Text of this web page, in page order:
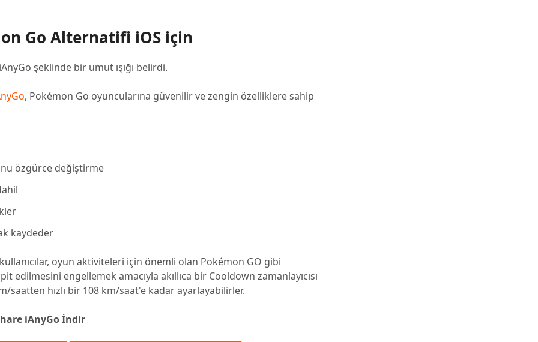
Go Alternatifi iOS için
şeklinde bir umut ışığı belirdi.
, Pokémon Go oyuncularına güvenilir ve zengin özelliklere sahip
özgürce değiştirme
kaydeder
oyun aktiviteleri için önemli olan Pokémon GO gibi
engellemek amacıyla akıllıca bir Cooldown zamanlayıcısı
saatten hızlı bir 108 km/saat'e kadar ayarlayabilirler.
iAnyGo İndir